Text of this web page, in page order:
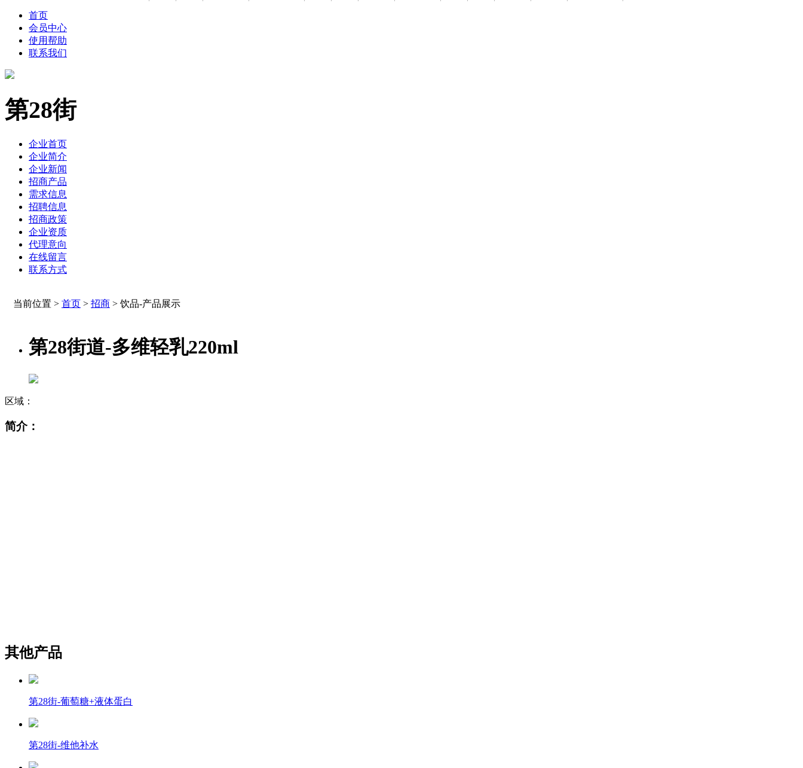
首页
会员中心
使用帮助
联系我们
第28街
企业首页
企业简介
企业新闻
招商产品
需求信息
招聘信息
招商政策
企业资质
代理意向
在线留言
联系方式
当前位置 > 首页 > 招商 > 饮品-产品展示
第28街道-多维轻乳220ml
区域：
简介：
其他产品
第28街-葡萄糖+液体蛋白
第28街-维他补水